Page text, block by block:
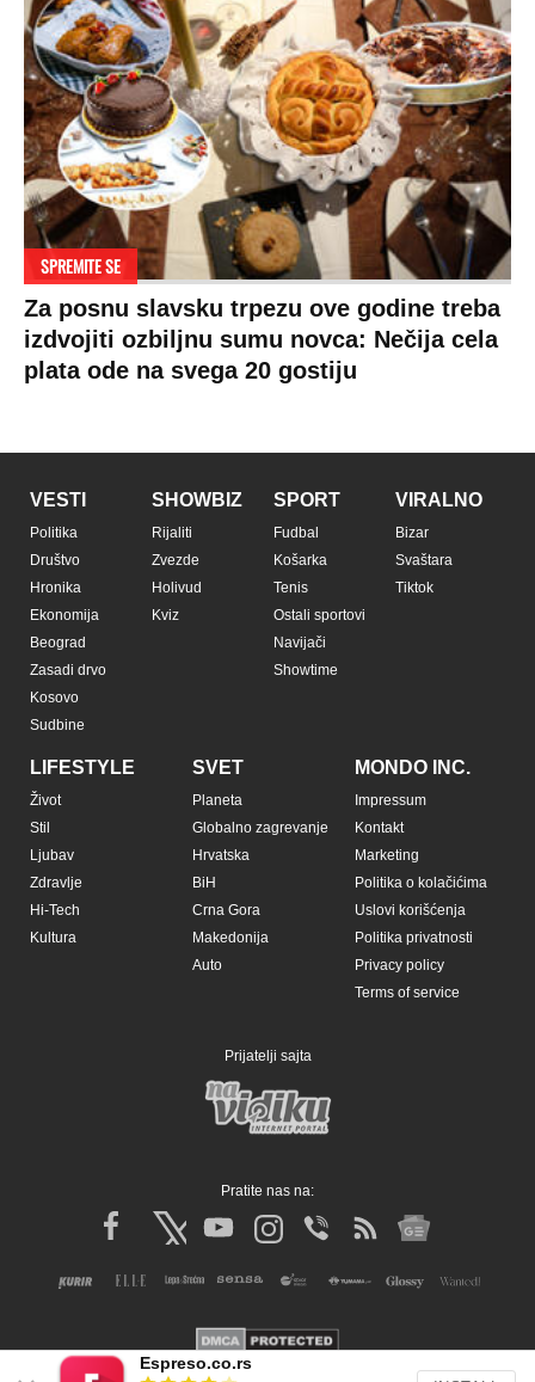
SPREMITE SE
Za posnu slavsku trpezu ove godine treba
izdvojiti ozbiljnu sumu novca: Nečija cela
plata ode na svega 20 gostiju
VESTI
Politika
Društvo
Hronika
Ekonomija
Beograd
Zasadi drvo
Kosovo
Sudbine
SHOWBIZ
Rijaliti
Zvezde
Holivud
Kviz
SPORT
Fudbal
Košarka
Tenis
Ostali sportovi
Navijači
Showtime
VIRALNO
Bizar
Svaštara
Tiktok
LIFESTYLE
Život
Stil
Ljubav
Zdravlje
Hi-Tech
Kultura
SVET
Planeta
Globalno zagrevanje
Hrvatska
BiH
Crna Gora
Makedonija
Auto
MONDO INC.
Impressum
Kontakt
Marketing
Politika o kolačićima
Uslovi korišćenja
Politika privatnosti
Privacy policy
Terms of service
Prijatelji sajta
Pratite nas na:
Espreso.co.rs